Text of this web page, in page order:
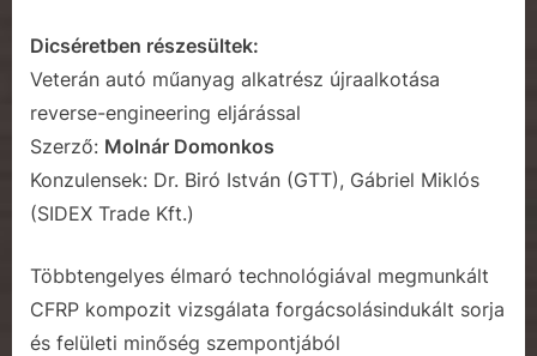
Dicséretben részesültek:
Veterán autó műanyag alkatrész újraalkotása
reverse-engineering eljárással
Szerző: Molnár Domonkos
Konzulensek: Dr. Biró István (GTT), Gábriel Miklós
(SIDEX Trade Kft.)
Többtengelyes élmaró technológiával megmunkált
CFRP kompozit vizsgálata forgácsolásindukált sorja
és felületi minőség szempontjából